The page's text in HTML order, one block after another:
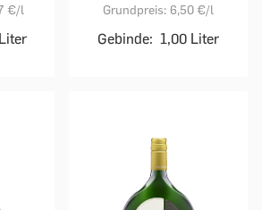
€/l
Grundpreis: 6,50 €/l
Gebinde: 1,00 Liter